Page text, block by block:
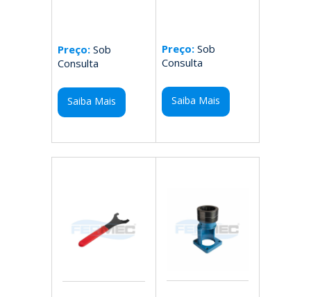
Preço: Sob
Consulta
Saiba Mais
Preço:Sob
Consulta
Saiba Mais